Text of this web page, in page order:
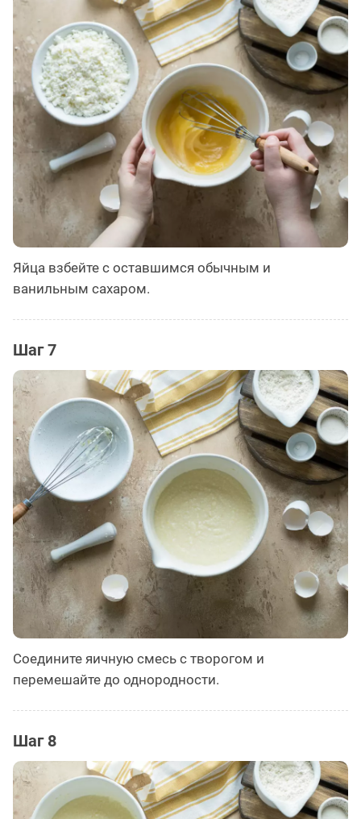
Яйца взбейте с оставшимся обычным и
ванильным сахаром.
Шаг 7
Соедините яичную смесь с творогом и
перемешайте до однородности.
Шаг 8